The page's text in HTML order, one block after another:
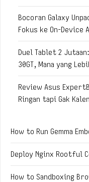
Bocoran Galaxy
Fokus ke On-Device
Duel Tablet 2
30GT, Mana yang
Review Asus
Ringan tapi Gak
How to Run Gemma
Deploy Nginx Rootful
How to Sandboxing